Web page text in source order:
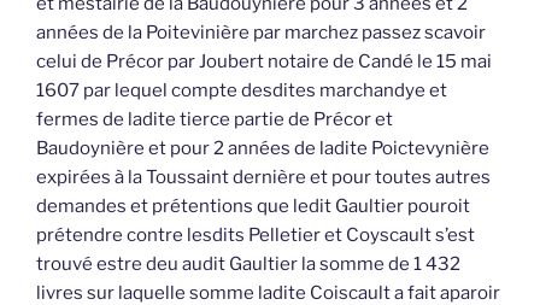
années de la Poitevinière par marchez passez scavoir
celui de Précor par Joubert notaire de Candé le 15 mai
1607 par lequel compte desdites marchandye et
fermes de ladite tierce partie de Précor et
Baudoynière et pour 2 années de ladite Poictevynière
expirées à la Toussaint dernière et pour toutes autres
demandes et prétentions que ledit Gaultier pouroit
prétendre contre lesdits Pelletier et Coyscault s’est
trouvé estre deu audit Gaultier la somme de 1 432
livres sur laquelle somme ladite Coiscault a fait aparoir